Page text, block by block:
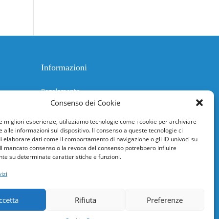
Consenso dei Cookie
migliori esperienze, utilizziamo tecnologie come i cookie per archiviare
alle informazioni sul dispositivo. Il consenso a queste tecnologie ci
elaborare dati come il comportamento di navigazione o gli ID univoci su
mancato consenso o la revoca del consenso potrebbero influire
su determinate caratteristiche e funzioni.
Rifiuta Preferenze
Informazioni
Regolamento
Guida rapida
Richiesta di inserimento nuova scuola